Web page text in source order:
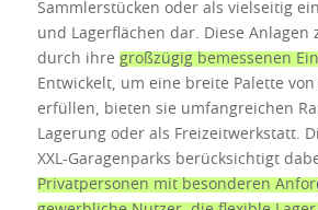
Sammlerstücken oder als vielseitig
und Lagerflächen dar. Diese Anlagen
durch ihre großzügig bemessenen
Entwickelt, um eine breite Palette
erfüllen, bieten sie umfangreichen
Lagerung oder als Freizeitwerkstatt.
XXL-Garagenparks berücksichtigt
Privatpersonen mit besonderen